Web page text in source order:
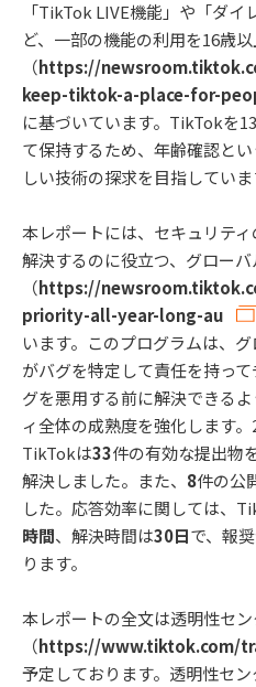
「TikTok LIVE機能」や「ダ
ど、一部の機能の利用を16歳
（https://
keep-tiktok-a-place-for-
に基づいています。TikTokを
て保持するため、年齢確認と
しい技術の探求を目指していま
本レポートには、セキュリテ
解決するのに役立つ、グロー
（https://
priority-all-year-long-au
います。このプログラムは、
がバグを特定して責任を持っ
グを悪用する前に解決できる
ィ全体の成熟度を強化します。
TikTokは33件の有効な提出物
解決しました。また、 8件の公
した。応答効率に関しては、
時間、解決時間は30日で、報
ります。
本レポートの全文は透明性セン
（https://www.tiktok.com/
予定しております。透明性セ